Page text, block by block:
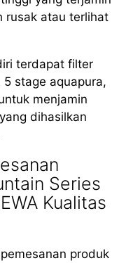
rusak atau terlihat
terdapat filter
stage aquapura,
menjamin
dihasilkan
Series
Kualitas
produk